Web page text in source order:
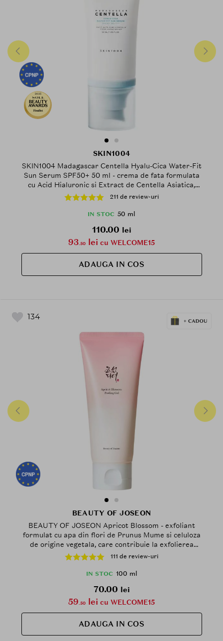
2025
Finalist
SKIN1004
SKIN1004 Madagascar Centella Hyalu-Cica Water-Fit
Sun Serum SPF50+ 50 ml - crema de fata formulata
cu Acid Hialuronic si Extract de Centella Asiatica,
care contribuie la blocarea razelor UV, Daily
211 de review-uri
IN STOC 50 ml
110.00 lei
93.50 lei cu WELCOME15
ADAUGA IN COS
134
BEAUTY OF JOSEON
BEAUTY OF JOSEON Apricot Blossom - exfoliant
formulat cu apa din flori de Prunus Mume si celuloza
de origine vegetala, care contribuie la exfolierea
usoara a celulelor moarte si la ameliorarea
problemelor pielii cauzate de textura aspra si de
excesul de sebum - 100 ml
111 de review-uri
IN STOC 100 ml
70.00 lei
59.50 lei cu WELCOME15
ADAUGA IN COS